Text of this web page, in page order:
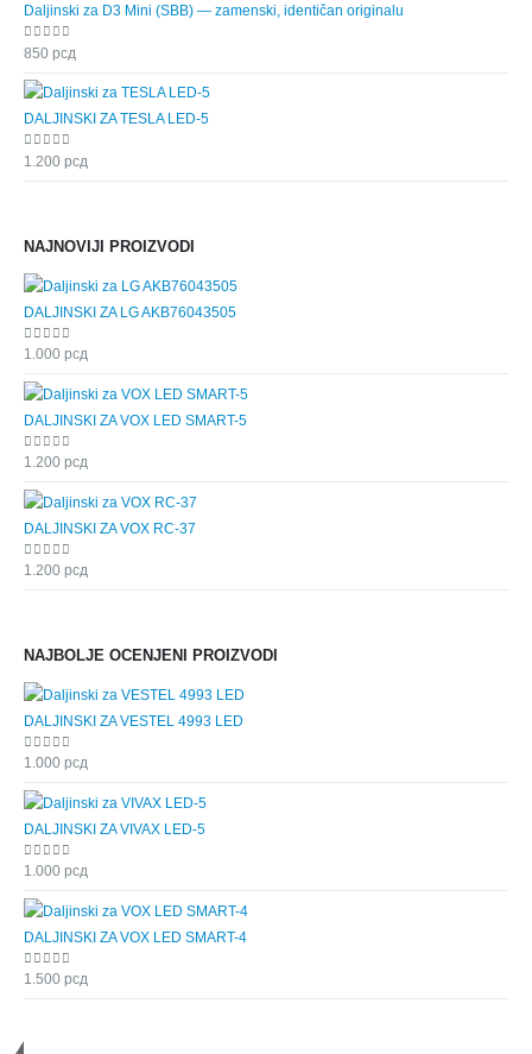
Daljinski za D3 Mini (SBB) — zamenski, identičan originalu
0out of 5
850 рсд
DALJINSKI ZA TESLA LED-5
0 out of 5
1.200 рсд
NAJNOVIJI PROIZVODI
DALJINSKI ZA LG AKB76043505
0 out of 5
1.000 рсд
DALJINSKI ZA VOX LED SMART-5
0 out of 5
1.200 рсд
DALJINSKI ZA VOX RC-37
0 out of 5
1.200 рсд
NAJBOLJE OCENJENI PROIZVODI
DALJINSKI ZA VESTEL 4993 LED
0 out of 5
1.000 рсд
DALJINSKI ZA VIVAX LED-5
0 out of 5
1.000 рсд
DALJINSKI ZA VOX LED SMART-4
0 out of 5
1.500 рсд